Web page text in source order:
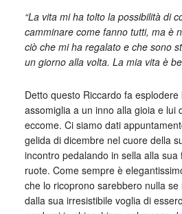
“La vita mi ha tolto la possibilità di
camminare come fanno tutti, ma è
ciò che mi ha regalato e che sono
un giorno alla volta. La mia vita è
Detto questo Riccardo fa
assomiglia a un inno alla gioia e lui
eccome. Ci siamo dati
gelida di dicembre nel cuore della
incontro pedalando in sella alla sua
ruote. Come sempre è
che lo ricoprono sarebbero nulla
dalla sua irresistibile voglia di